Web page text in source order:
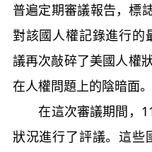
普遍定期審議報告，標
對該國人權記錄進行的
議再次敲碎了美國人權
在人權問題上的陰暗面。
在這次審議期間，
狀況進行了評議。這些